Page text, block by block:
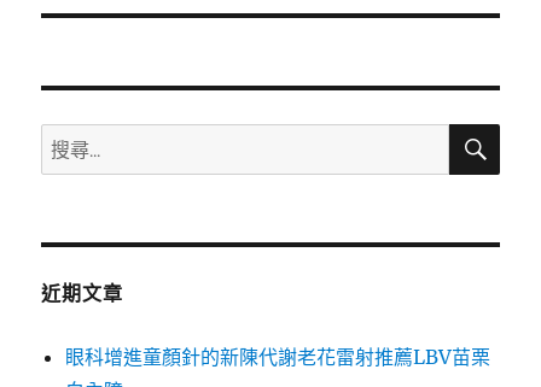
文
搜
尋
鍵
搜
近期文章
眼科增進童顏針的新陳代謝老花雷射推薦LBV苗栗